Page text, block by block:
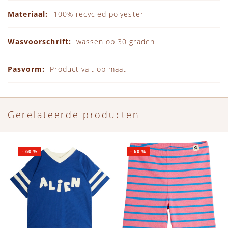
100% recycled polyester
wassen op 30 graden
Product valt op maat
Gerelateerde producten
-60 % -60 %